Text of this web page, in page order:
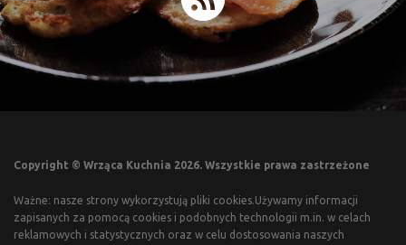
Copyright © Wrząca Kuchnia 2026. Wszystkie prawa zastrzeżone
Ważne: nasze strony wykorzystują pliki cookies.Używamy informacji
zapisanych za pomocą cookies i podobnych technologii m.in. w celach
reklamowych i statystycznych oraz w celu dostosowania naszych